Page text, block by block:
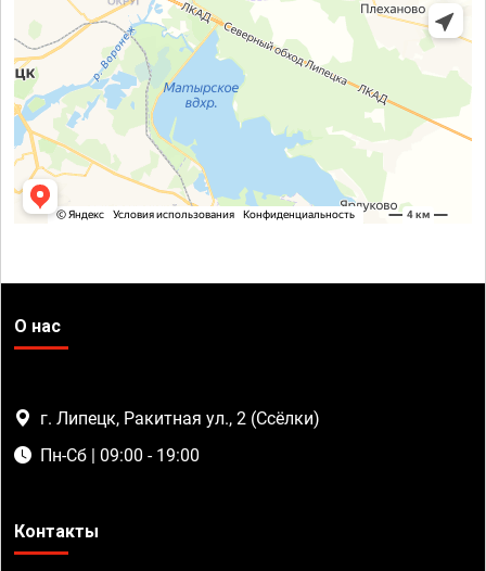
О нас
г. Липецк, Ракитная ул., 2 (Ссёлки)
Пн-Сб | 09:00 - 19:00
Контакты